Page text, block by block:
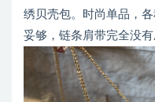
绣贝壳️包。时尚单品，
妥够，链条肩带完全没